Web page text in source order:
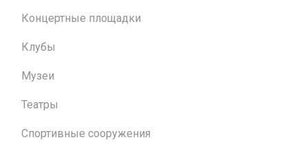
Концертные площадки
Клубы
Музеи
Театры
Спортивные сооружения